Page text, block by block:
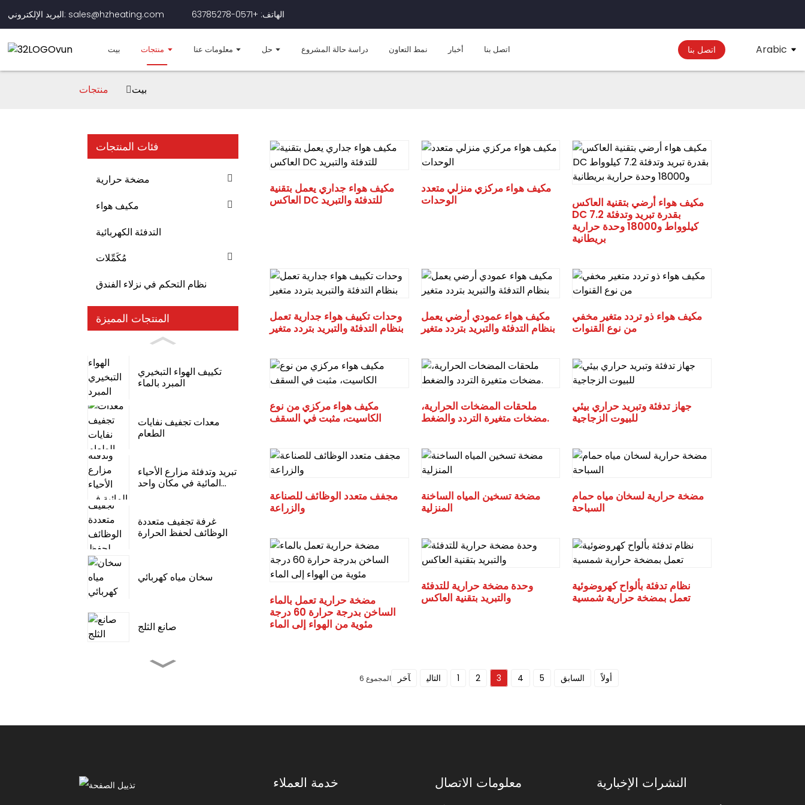
البريد الإلكتروني: sales@hzheating.com الهاتف: +0571-63785278
بيت منتجات معلومات عنا حل دراسة حالة المشروع نمط التعاون أخبار اتصل بنا اتصل بنا Arabic
بيت منتجات
فئات المنتجات
مضخة حرارية
مكيف هواء
التدفئة الكهربائية
مُكَمِّلات
نظام التحكم في نزلاء الفندق
المنتجات المميزة
تكييف الهواء التبخيري
المبرد بالماء
معدات تجفيف نفايات
الطعام
تبريد وتدفئة مزارع الأحياء
المائية في مكان واحد...
غرفة تجفيف متعددة
الوظائف لحفظ الحرارة
سخان مياه كهربائي
صانع الثلج
مكيف هواء خارجي
مكيف هواء جداري يعمل بتقنية
العاكس DC للتدفئة والتبريد
مكيف هواء مركزي منزلي متعدد
الوحدات
مكيف هواء أرضي بتقنية العاكس
DC بقدرة تبريد وتدفئة 7.2
كيلوواط و18000 وحدة حرارية
بريطانية
وحدات تكييف هواء جدارية تعمل
بنظام التدفئة والتبريد بتردد متغير
مكيف هواء عمودي أرضي يعمل
بنظام التدفئة والتبريد بتردد متغير
مكيف هواء ذو ​​تردد متغير مخفي
من نوع القنوات
مكيف هواء مركزي من نوع
الكاسيت، مثبت في السقف
ملحقات المضخات الحرارية،
مضخات متغيرة التردد والضغط.
جهاز تدفئة وتبريد حراري بيئي
للبيوت الزجاجية
مجفف متعدد الوظائف للصناعة
والزراعة
مضخة تسخين المياه الساخنة
المنزلية
مضخة حرارية لسخان مياه حمام
السباحة
مضخة حرارية تعمل بالماء
الساخن بدرجة حرارة 60 درجة
مئوية من الهواء إلى الماء
وحدة مضخة حرارية للتدفئة
والتبريد بتقنية العاكس
نظام تدفئة بألواح كهروضوئية
تعمل بمضخة حرارية شمسية
أولاً السابق 1 2 3 4 5 التالي آخر المجموع 6
خدمة العملاء معلومات الاتصال النشرات الإخبارية